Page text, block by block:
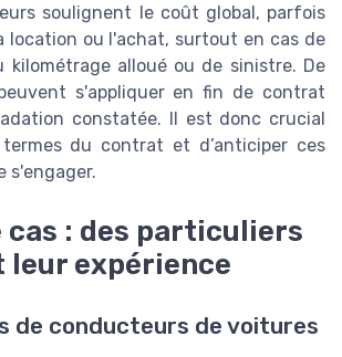
soulignent le coût global, parfois
location ou l'achat, surtout en cas de
kilométrage alloué ou de sinistre. De
s'appliquer en fin de contrat
constatée. Il est donc crucial
du contrat et d’anticiper ces
s'engager.
cas : des particuliers
leur expérience
de conducteurs de voitures